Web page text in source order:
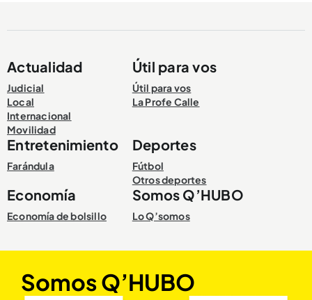
Compartir Noticia
Actualidad
Judicial
Local
Internacional
Movilidad
Útil para vos
Útil para vos
La Profe Calle
Entretenimiento
Farándula
Deportes
Fútbol
Otros deportes
Economía
Economía de bolsillo
Somos Q’HUBO
Lo Q’somos
Somos Q’HUBO